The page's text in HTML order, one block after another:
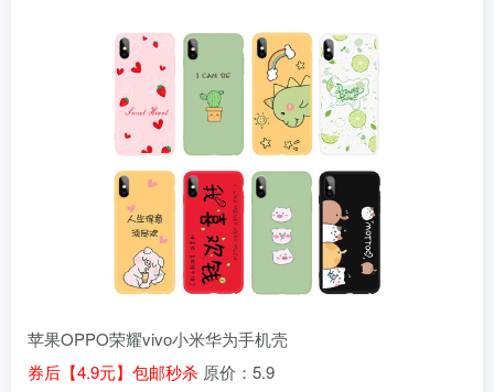
苹果OPPO荣耀vivo小米华为手机壳
券后【4.9元】包邮秒杀 原价：5.9